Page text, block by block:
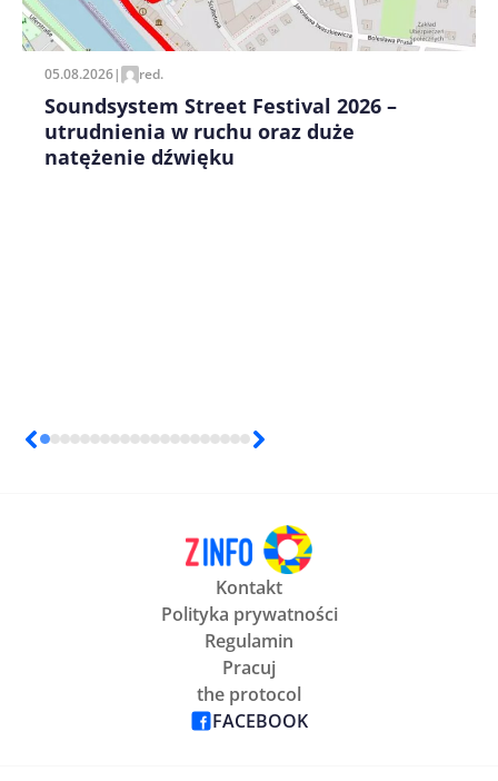
pisania kolejnych komentarzy.
05.08.2026| red.
Soundsystem Street Festival 2026 –
utrudnienia w ruchu oraz duże
natężenie dźwięku
Kontakt
Polityka prywatności
Regulamin
Pracuj
the protocol
FACEBOOK